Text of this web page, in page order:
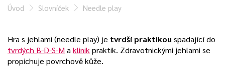
Úvod Slovníček Needle play
Hra s jehlami (needle play) je tvrdší praktikou spadající do
tvrdých B-D-S-M a klinik praktik. Zdravotnickými jehlami se
propichuje povrchově kůže.